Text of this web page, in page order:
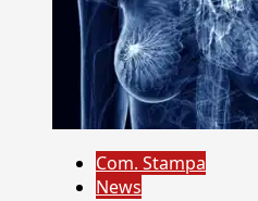
Com. Stampa
News